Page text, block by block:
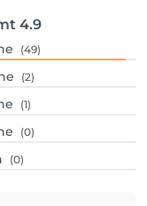
4.9
(49)
(2)
(1)
(0)
(0)